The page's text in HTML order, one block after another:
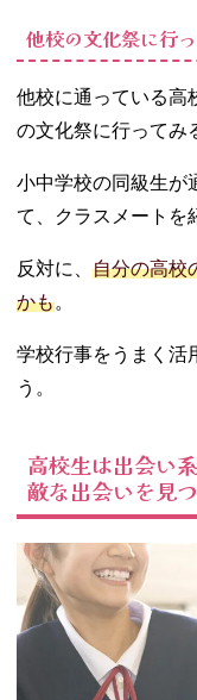
他校の文化祭に行
他校に通っている高
の文化祭に行ってみ
小中学校の同級生が
て、クラスメートを
反対に、 自分の高校
かも。
学校行事をうまく活
う。
高校生は出会い
敵な出会いを見